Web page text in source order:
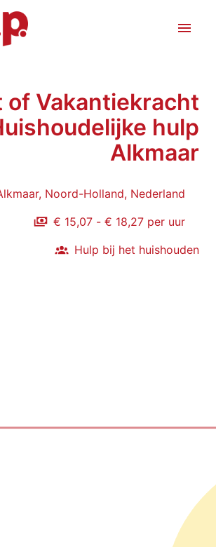
of Vakantiekracht
hulp
Alkmaar
, Noord-Holland, Nederland
€ 15,07 - € 18,27 per uur
Hulp bij het huishouden